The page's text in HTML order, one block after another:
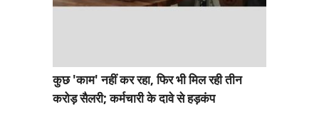
कुछ 'काम' नहीं कर रहा, फिर भी मिल रही तीन
करोड़ सैलरी; कर्मचारी के दावे से हड़कंप